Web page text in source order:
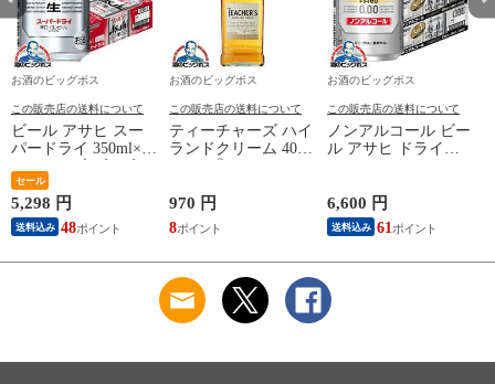
お酒のビッグボス
この販売店の送料について
ビール アサヒ スー
パードライ 350ml×1
『IAS』【本州のみ
送料無料】
セール
5,298 円
送料込み 48
お酒のビッグボス
この販売店の送料について
ティーチャーズ ハイ
ランドクリーム 40度
970 円
8
お酒のビッグボス
この販売店の送料について
ノンアルコール ビー
ル アサヒ ドライゼ
【本州のみ 送料無
料】
6,600 円
送料込み 61